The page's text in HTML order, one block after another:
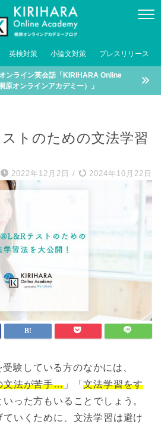
英検対策 小論文対策 プレスリリース
ンライン英会話「KIRIHARA Online
原オンラインアカデミー）」
トのための文法学習
2022年12月2日 / 2024年10月22日
験している方のなかには、
文法が苦手…」「文法学習をす
いった方もいることでしょう。
ていくために、文法学習は避け